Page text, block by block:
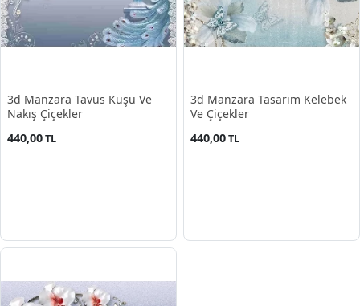
3d Manzara Tavus Kuşu Ve
Nakış Çiçekler
440,00TL
3d Manzara Tasarım Kelebek
Ve Çiçekler
440,00TL